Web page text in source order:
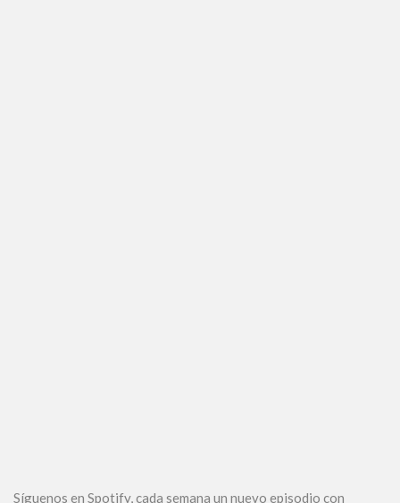
Síguenos en Spotify, cada semana un nuevo episodio con